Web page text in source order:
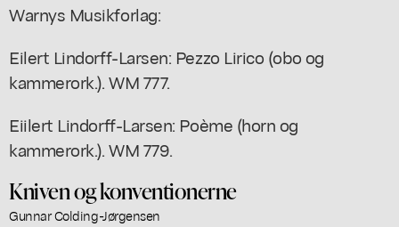
Warnys Musikforlag:
Eilert Lindorff-Larsen: Pezzo Lirico (obo og
kammerork.). WM 777.
Eiilert Lindorff-Larsen: Poème (horn og
kammerork.). WM 779.
Kniven og konventionerne
Gunnar Colding-Jørgensen